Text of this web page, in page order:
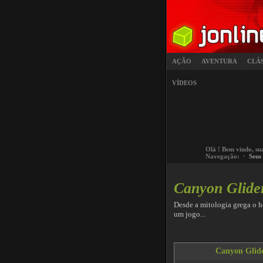
AÇÃO AVENTURA
VÍDEOS
Olá ! Bem vindo,
Navegação: ·
Canyon
Desde a mitologia grega o
um jogo...
Canyon